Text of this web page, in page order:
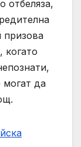
отбеляза,
призова
когато
могат да